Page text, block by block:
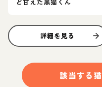
詳細を見る
該当する 猫